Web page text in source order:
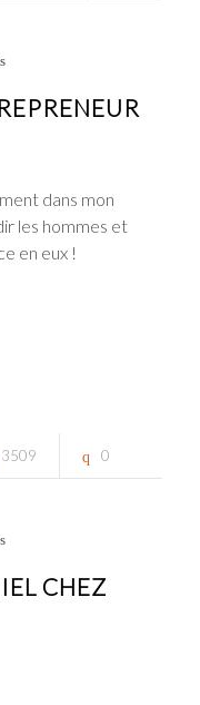
dans mon
les hommes et
en eux !
3509 0
CHEZ